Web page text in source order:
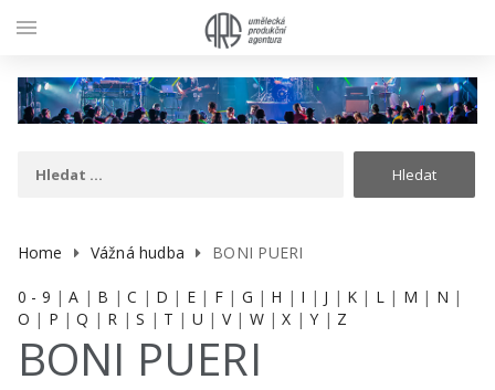
Home Vážná hudba BONI PUERI
0 - 9 |A | B |C | D | E | F| G | H | I | J | K | L | M | N |
O | P |Q | R |S | T | U | V| W|X |Y | Z
BONI PUERI
menu